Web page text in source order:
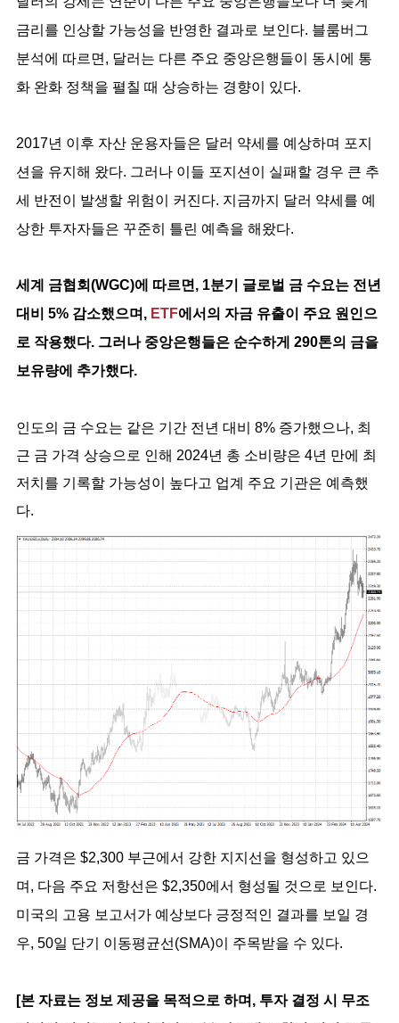
금리를 인상할 가능성을 반영한 결과로 보인다. 블룸버그
분석에 따르면, 달러는 다른 주요 중앙은행들이 동시에 통
화 완화 정책을 펼칠 때 상승하는 경향이 있다.
2017년 이후 자산 운용자들은 달러 약세를 예상하며 포지
션을 유지해 왔다. 그러나 이들 포지션이 실패할 경우 큰 추
세 반전이 발생할 위험이 커진다. 지금까지 달러 약세를 예
상한 투자자들은 꾸준히 틀린 예측을 해왔다.
세계 금협회(WGC)에 따르면, 1분기 글로벌 금 수요는 전년
대비 5% 감소했으며, ETF에서의 자금 유출이 주요 원인으
로 작용했다. 그러나 중앙은행들은 순수하게 290톤의 금을
보유량에 추가했다.
인도의 금 수요는 같은 기간 전년 대비 8% 증가했으나, 최
근 금 가격 상승으로 인해 2024년 총 소비량은 4년 만에 최
저치를 기록할 가능성이 높다고 업계 주요 기관은 예측했
다.
금 가격은 $2,300 부근에서 강한 지지선을 형성하고 있으
며, 다음 주요 저항선은 $2,350에서 형성될 것으로 보인다.
미국의 고용 보고서가 예상보다 긍정적인 결과를 보일 경
우, 50일 단기 이동평균선(SMA)이 주목받을 수 있다.
[본 자료는 정보 제공을 목적으로 하며, 투자 결정 시 무조